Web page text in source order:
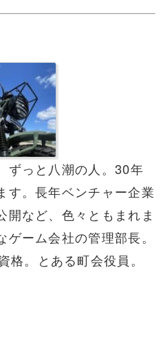
ずっと八潮の人。30年
す。長年ベンチャー企業
開など、色々ともまれま
ーム会社の管理部長。
格。とある町会役員。